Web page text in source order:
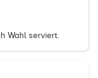
Wahl serviert.